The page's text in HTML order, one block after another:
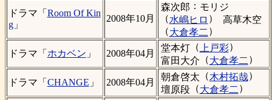
ドラマ「 Room Of Kin
g」
2008年10月
森次郎 ： モリジ
（水嶋ヒロ ）
高草木空
（大倉孝二 ）
ドラマ「 ホカベン 」 2008年04月
堂本灯（ 上戸彩）
富田大介 （大倉孝二 ）
ドラマ「 CHANGE 」 2008年04月
朝倉啓太 （木村拓哉）
壇原段（大倉孝二 ）